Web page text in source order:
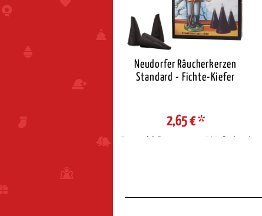
Standard - Zimt
2,65 €
Steuerzone / Lieferland
Neudorfer Räucherkerzen
Standard - Fichte-Kiefer
2,65 €*
Auswahl Steuerzone / Lieferland